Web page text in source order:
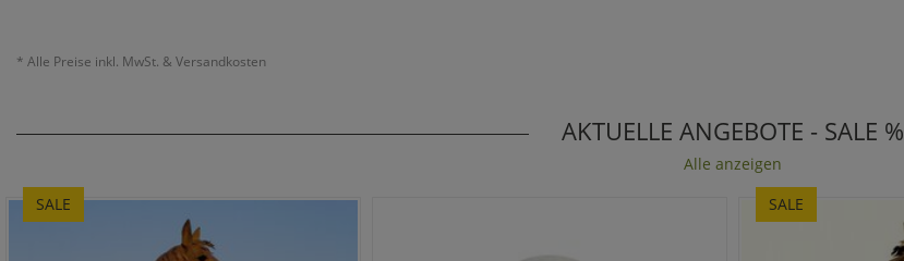
* Alle Preise inkl. MwSt. & Versandkosten
AKTUELLE ANGEBOTE - SALE %
Alle anzeigen
SALE
SALE